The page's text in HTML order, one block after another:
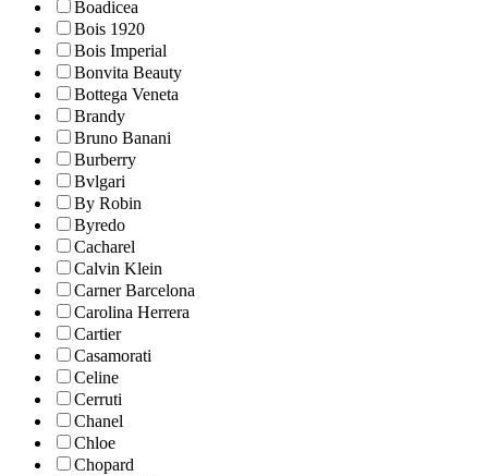
Boadicea
Bois 1920
Bois Imperial
Bonvita Beauty
Bottega Veneta
Brandy
Bruno Banani
Burberry
Bvlgari
By Robin
Byredo
Cacharel
Calvin Klein
Carner Barcelona
Carolina Herrera
Cartier
Casamorati
Celine
Cerruti
Chanel
Chloe
Chopard